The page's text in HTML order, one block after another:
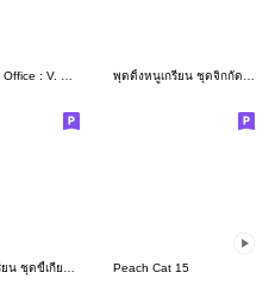
Peach Cat 15